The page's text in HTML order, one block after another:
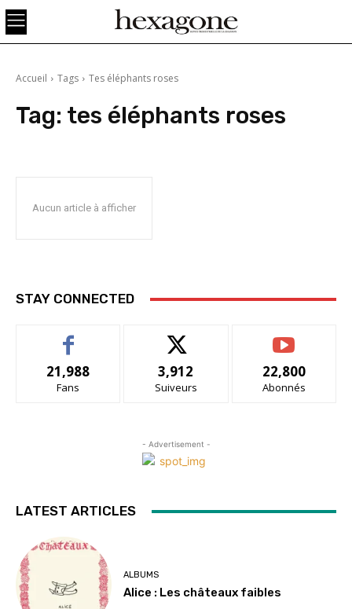
Accueil Tags Tes éléphants roses
Tag: tes éléphants roses
Aucun article à afficher
STAY CONNECTED
21,988
Fans
3,912
Suiveurs
22,800
Abonnés
- Advertisement -
LATEST ARTICLES
ALBUMS
Alice : Les châteaux faibles